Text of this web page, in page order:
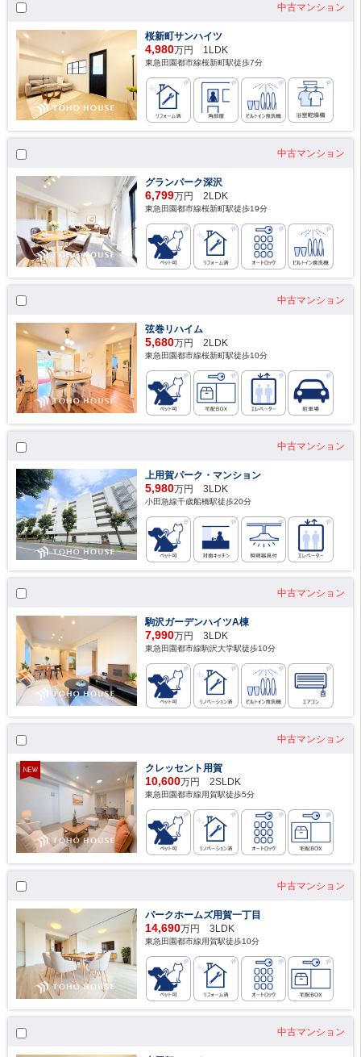
中古マンション
桜新町サンハイツ
4,980万円 1LDK
東急田園都市線桜新町駅徒歩7分
中古マンション
グランパーク深沢
6,799万円 2LDK
東急田園都市線桜新町駅徒歩19分
中古マンション
弦巻リハイム
5,680万円 2LDK
東急田園都市線桜新町駅徒歩10分
中古マンション
上用賀パーク・マンション
5,980万円 3LDK
小田急線千歳船橋駅徒歩20分
中古マンション
駒沢ガーデンハイツA棟
7,990万円 3LDK
東急田園都市線駒沢大学駅徒歩10分
中古マンション
クレッセント用賀
10,600万円 2SLDK
東急田園都市線用賀駅徒歩5分
中古マンション
パークホームズ用賀一丁目
14,690万円 3LDK
東急田園都市線用賀駅徒歩10分
中古マンション